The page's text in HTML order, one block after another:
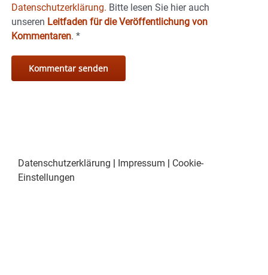
Datenschutzerklärung. Bitte lesen Sie hier auch
unseren Leitfaden für die Veröffentlichung von
Kommentaren. *
Datenschutzerklärung Impressum
Cookie-
Einstellungen